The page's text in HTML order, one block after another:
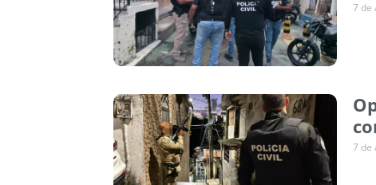
7 de
7 de